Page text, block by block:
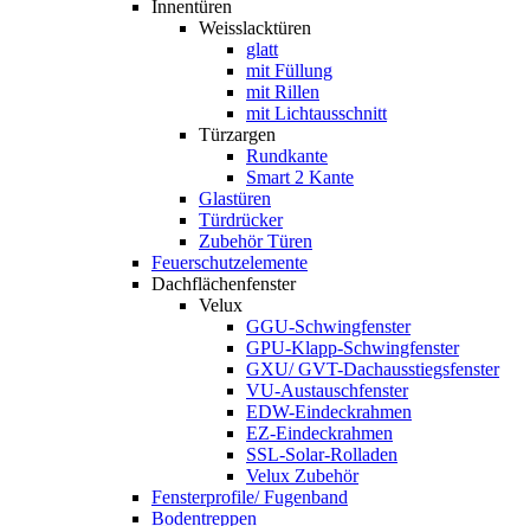
Innentüren
Weisslacktüren
glatt
mit Füllung
mit Rillen
mit Lichtausschnitt
Türzargen
Rundkante
Smart 2 Kante
Glastüren
Türdrücker
Zubehör Türen
Feuerschutzelemente
Dachflächenfenster
Velux
GGU-Schwingfenster
GPU-Klapp-Schwingfenster
GXU/ GVT-Dachausstiegsfenster
VU-Austauschfenster
EDW-Eindeckrahmen
EZ-Eindeckrahmen
SSL-Solar-Rolladen
Velux Zubehör
Fensterprofile/ Fugenband
Bodentreppen